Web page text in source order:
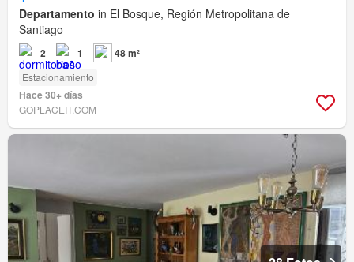
Departamento in El Bosque, Región Metropolitana de
Santiago
2 1 48 m²
Estacionamiento
Hace 30+ días
GOPLACEIT.COM